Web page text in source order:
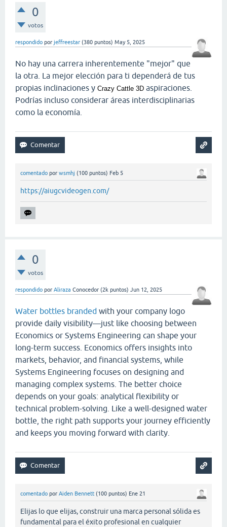
0
votos
respondido por jeffreestar (380 puntos) May 5, 2025
No hay una carrera inherentemente "mejor" que
la otra. La mejor elección para ti dependerá de tus
propias inclinaciones y Crazy Cattle 3D aspiraciones.
Podrías incluso considerar áreas interdisciplinarias
como la economía.
comentado por wsmhj (100 puntos) Feb 5
https://aiugcvideogen.com/
0
votos
respondido por Aliraza Conocedor (2k puntos) Jun 12, 2025
Water bottles branded with your company logo
provide daily visibility—just like choosing between
Economics or Systems Engineering can shape your
long-term success. Economics offers insights into
markets, behavior, and financial systems, while
Systems Engineering focuses on designing and
managing complex systems. The better choice
depends on your goals: analytical flexibility or
technical problem-solving. Like a well-designed water
bottle, the right path supports your journey efficiently
and keeps you moving forward with clarity.
comentado por Aiden Bennett (100 puntos) Ene 21
Elijas lo que elijas, construir una marca personal sólida es
fundamental para el éxito profesional en cualquier